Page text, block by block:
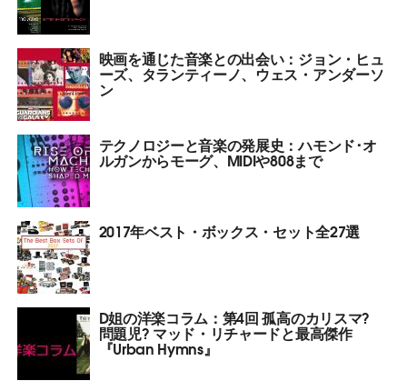
映画を通じた音楽との出会い：ジョン・ヒュ
ーズ、タランティーノ、ウェス・アンダーソ
ン
テクノロジーと音楽の発展史：ハモンド･オ
ルガンからモーグ、MIDIや808まで
2017年ベスト・ボックス・セット全27選
D姐の洋楽コラム：第4回 孤高のカリスマ?
問題児? マッド・リチャードと最高傑作
『Urban Hymns』